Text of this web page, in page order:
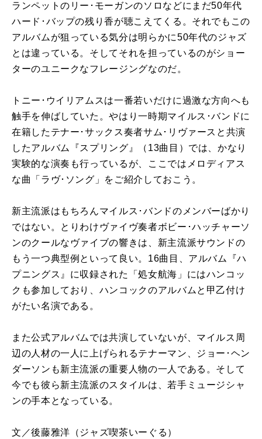
ランペットのリー･モーガンのソロなどにまだ50年代
ハード･バップの残り香が聴こえてくる。それでもこの
アルバムが狙っている気分は明らかに50年代のジャズ
とは違っている。そしてそれを担っているのがショー
ターのユニークなフレージングなのだ。
トニー･ウイリアムスは一番若いだけに過激な方向へも
触手を伸ばしていた。やはり一時期マイルス･バンドに
在籍したテナー･サックス奏者サム･リヴァースと共演
したアルバム『スプリング』（13曲目）では、かなり
実験的な演奏も行っているが、ここではメロディアス
な曲「ラヴ･ソング」をご紹介しておこう。
新主流派はもちろんマイルス･バンドのメンバーばかり
ではない。とりわけヴァイヴ奏者ボビー･ハッチャーソ
ンのクールなヴァイブの響きは、新主流派サウンドの
もう一つ典型例といって良い。16曲目、アルバム『ハ
プニングス』に収録された「処女航海」にはハンコッ
クも参加しており、ハンコックのアルバムと甲乙付け
がたい名演である。
また公式アルバムでは共演していないが、マイルス周
辺の人材の一人に上げられるテナーマン、ジョー･ヘン
ダーソンも新主流派の重要人物の一人である。そして
今でも彼ら新主流派のスタイルは、若手ミュージシャ
ンの手本となっている。
文／後藤雅洋（ジャズ喫茶いーぐる）